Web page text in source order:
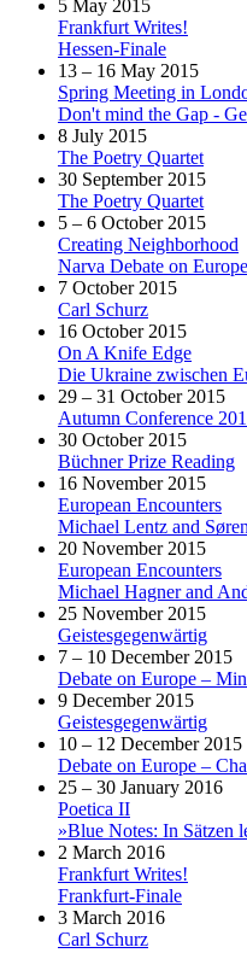
5 May 2015
Frankfurt Writes!
Hessen-Finale
13 – 16 May 2015
Spring Meeting in
Don't mind the Gap -
8 July 2015
The Poetry Quartet
30 September 2015
The Poetry Quartet
5 – 6 October 2015
Creating Neighborhood
Narva Debate on Europe
7 October 2015
Carl Schurz
16 October 2015
On A Knife Edge
Die Ukraine zwischen
29 – 31 October 2015
Autumn Conference
30 October 2015
Büchner Prize Reading
16 November 2015
European Encounters
Michael Lentz and
20 November 2015
European Encounters
Michael Hagner and
25 November 2015
Geistesgegenwärtig
7 – 10 December 2015
Debate on Europe –
9 December 2015
Geistesgegenwärtig
10 – 12 December 2015
Debate on Europe –
25 – 30 January 2016
Poetica II
»Blue Notes: In Sätzen
2 March 2016
Frankfurt Writes!
Frankfurt-Finale
3 March 2016
Carl Schurz